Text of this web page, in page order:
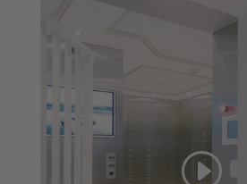
Wir benötigen Ihre
um den -Service zu
Dieser Inhalt darf aufgrund
Besuchern nicht offengelegt
geladen werden. Der